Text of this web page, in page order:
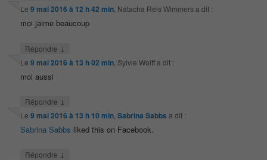
Le9 mai 2016 à 12 h 42 min, Natacha Reis Wimmersa dit :
moi jaime beaucoup
Répondre ↓
Le9 mai 2016 à 13 h 02 min Sylvie Wolffa dit :
moi aussi
Répondre ↓
Le9 mai 2016 à 13 h 10 min ,Sabrina Sabbs a dit :
Sabrina Sabbs liked this on Facebook.
Répondre ↓